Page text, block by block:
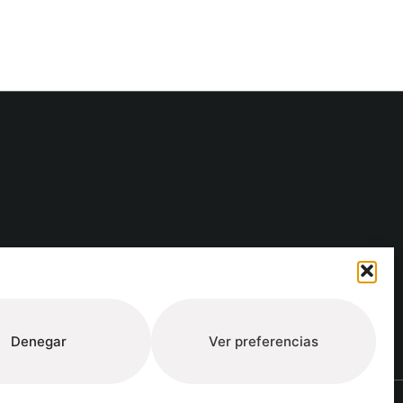
Denegar Ver preferencias